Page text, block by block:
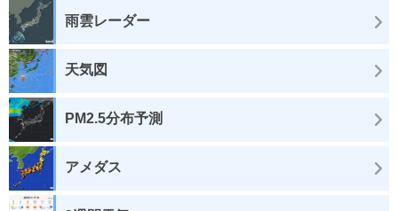
雨雲レーダー
天気図
PM2.5分布予測
アメダス